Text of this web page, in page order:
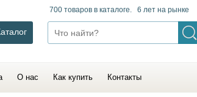
700 товаров в каталоге. 6 лет на рынке
О нас Как купить Контакты